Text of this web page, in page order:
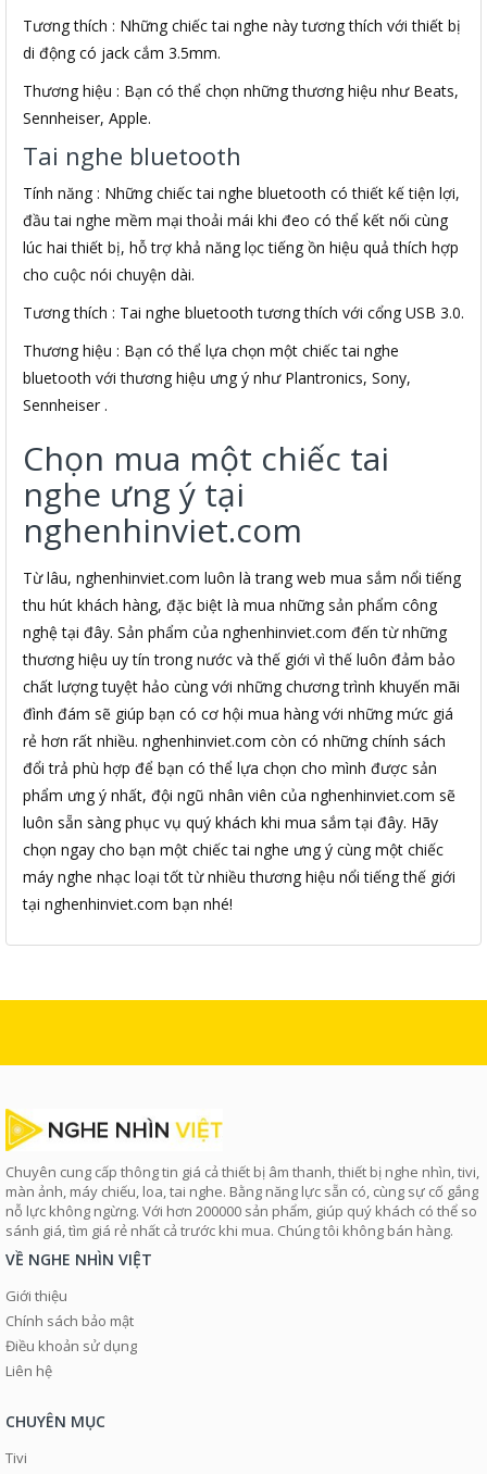
Tương thích : Những chiếc tai nghe này tương thích với thiết bị
di động có jack cắm 3.5mm.
Thương hiệu : Bạn có thể chọn những thương hiệu như Beats,
Sennheiser, Apple.
Tai nghe bluetooth
Tính năng : Những chiếc tai nghe bluetooth có thiết kế tiện lợi,
đầu tai nghe mềm mại thoải mái khi đeo có thể kết nối cùng
lúc hai thiết bị, hỗ trợ khả năng lọc tiếng ồn hiệu quả thích hợp
cho cuộc nói chuyện dài.
Tương thích : Tai nghe bluetooth tương thích với cổng USB 3.0.
Thương hiệu : Bạn có thể lựa chọn một chiếc tai nghe
bluetooth với thương hiệu ưng ý như Plantronics, Sony,
Sennheiser .
Chọn mua một chiếc tai
nghe ưng ý tại
nghenhinviet.com
Từ lâu, nghenhinviet.com luôn là trang web mua sắm nổi tiếng
thu hút khách hàng, đặc biệt là mua những sản phẩm công
nghệ tại đây. Sản phẩm của nghenhinviet.com đến từ những
thương hiệu uy tín trong nước và thế giới vì thế luôn đảm bảo
chất lượng tuyệt hảo cùng với những chương trình khuyến mãi
đình đám sẽ giúp bạn có cơ hội mua hàng với những mức giá
rẻ hơn rất nhiều. nghenhinviet.com còn có những chính sách
đổi trả phù hợp để bạn có thể lựa chọn cho mình được sản
phẩm ưng ý nhất, đội ngũ nhân viên của nghenhinviet.com sẽ
luôn sẵn sàng phục vụ quý khách khi mua sắm tại đây. Hãy
chọn ngay cho bạn một chiếc tai nghe ưng ý cùng một chiếc
máy nghe nhạc loại tốt từ nhiều thương hiệu nổi tiếng thế giới
tại nghenhinviet.com bạn nhé!
Chuyên cung cấp thông tin giá cả thiết bị âm thanh, thiết bị nghe nhìn, tivi,
màn ảnh, máy chiếu, loa, tai nghe. Bằng năng lực sẵn có, cùng sự cố gắng
nỗ lực không ngừng. Với hơn 200000 sản phẩm, giúp quý khách có thể so
sánh giá, tìm giá rẻ nhất cả trước khi mua. Chúng tôi không bán hàng.
VỀ NGHE NHÌN VIỆT
Giới thiệu
Chính sách bảo mật
Điều khoản sử dụng
Liên hệ
CHUYÊN MỤC
Tivi